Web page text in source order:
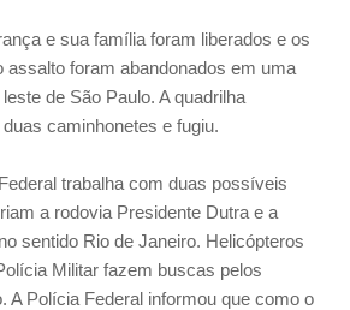
e sua família foram liberados e os
assalto foram abandonados em uma
de São Paulo. A quadrilha
caminhonetes e fugiu.
trabalha com duas possíveis
a rodovia Presidente Dutra e a
sentido Rio de Janeiro. Helicópteros
Militar fazem buscas pelos
A Polícia Federal informou que como o